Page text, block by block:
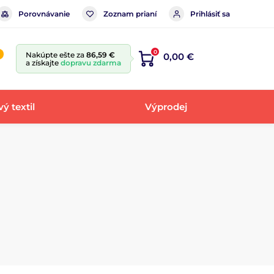
Porovnávanie Zoznam prianí Prihlásiť sa
Nakúpte ešte za 86,59 €
a získajte dopravu zdarma
0 0,00 €
textil Výprodej